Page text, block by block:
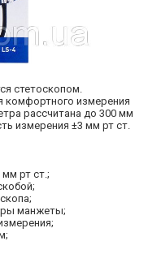
стетоскопом.
измерения
рассчитана до 300 мм
измерения ±3 мм рт ст.
рт ст.;
манжеты;